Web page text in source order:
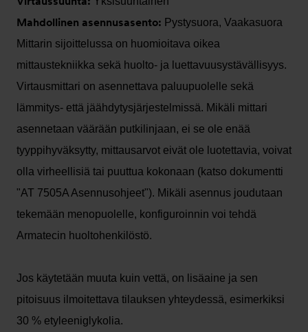
Mahdollinen asennusasento: Pystysuora, Vaakasuora
Mittarin sijoittelussa on huomioitava oikea
mittaustekniikka sekä huolto- ja luettavuusystävällisyys.
Virtausmittari on asennettava paluupuolelle sekä
lämmitys- että jäähdytysjärjestelmissä. Mikäli mittari
asennetaan väärään putkilinjaan, ei se ole enää
tyyppihyväksytty, mittausarvot eivät ole luotettavia, voivat
olla virheellisiä tai puuttua kokonaan (katso dokumentti
"AT 7505A Asennusohjeet"). Mikäli asennus joudutaan
tekemään menopuolelle, konfiguroinnin voi tehdä
Armatecin huoltohenkilöstö.
Jos käytetään muuta kuin vettä, on lisäaine ja sen
pitoisuus ilmoitettava tilauksen yhteydessä, esimerkiksi
30 % etyleeniglykolia.